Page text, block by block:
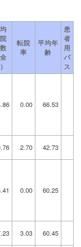
全
転院
率
平均年
齢
患
者
用
パ
ス
0.00 66.53
2.70 42.73
0.00 60.25
3.03 60.45